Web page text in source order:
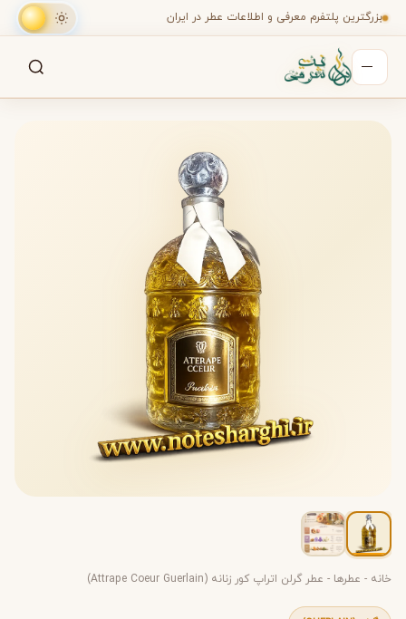
بزرگترین پلتفرم معرفی و اطلاعات عطر در ایران
عطر گرلن اتراپ کور زنانه (Attrape Coeur Guerlain)
خانه - عطرها - عطر گرلن اتراپ کور زنانه (Attrape Coeur Guerlain)